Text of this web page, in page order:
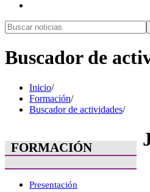
Buscador de
Inicio/
Formación/
Buscador de actividades/
FORMACIÓN
Presentación